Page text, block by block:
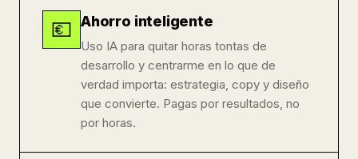
💶 Ahorro inteligente
Uso IA para quitar horas tontas de
desarrollo y centrarme en lo que de
verdad importa: estrategia, copy y diseño
que convierte. Pagas por resultados, no
por horas.